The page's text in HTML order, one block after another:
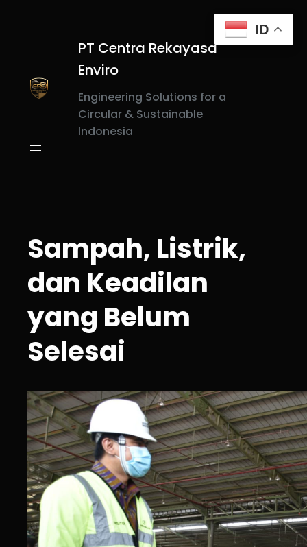
PT Centra Rekayasa
Enviro
Engineering Solutions for a
Circular & Sustainable
Indonesia
Sampah, Listrik,
dan Keadilan
yang Belum
Selesai
ID